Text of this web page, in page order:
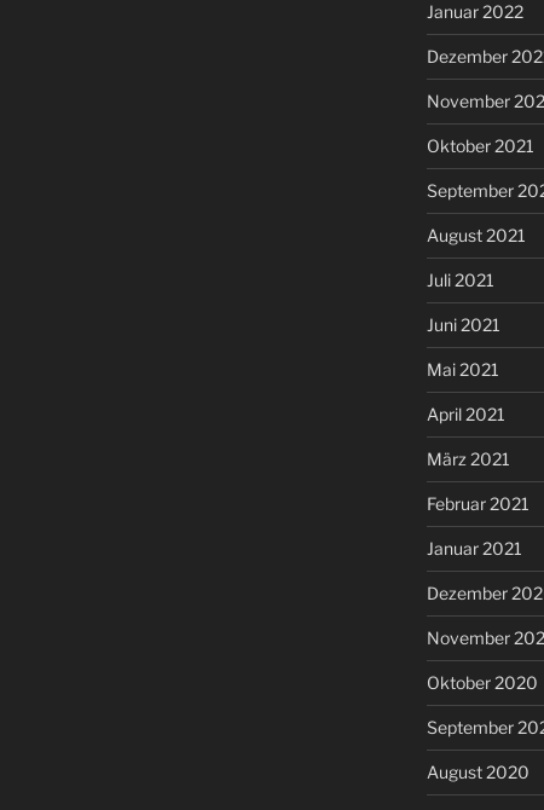
Januar 2022
Dezember
November
Oktober 2021
September
August 2021
Juli 2021
Juni 2021
Mai 2021
April 2021
März 2021
Februar 2021
Januar 2021
Dezember
November
Oktober 2020
September
August 2020